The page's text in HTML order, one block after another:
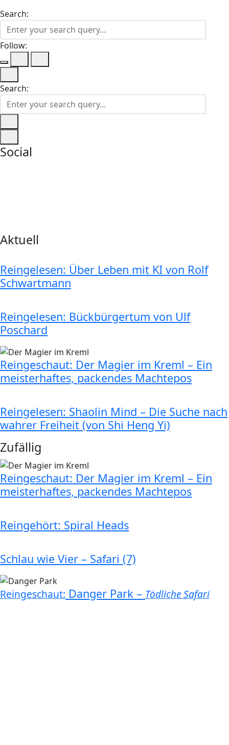
Search:
Follow:
Search:
Social
Aktuell
Reingelesen: Über Leben mit KI von Rolf
Schwartmann
Reingelesen: Bückbürgertum von Ulf
Poschard
Reingeschaut: Der Magier im Kreml – Ein
meisterhaftes, packendes Machtepos
Reingelesen: Shaolin Mind – Die Suche nach
wahrer Freiheit (von Shi Heng Yi)
Zufällig
Reingeschaut: Der Magier im Kreml – Ein
meisterhaftes, packendes Machtepos
Reingehört: Spiral Heads
Schlau wie Vier – Safari (7)
Reingeschaut: Danger Park – Tödliche Safari